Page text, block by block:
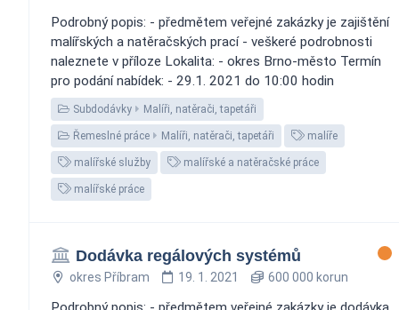
Podrobný popis: - předmětem veřejné zakázky je zajištění
malířských a natěračských prací - veškeré podrobnosti
naleznete v příloze Lokalita: - okres Brno-město Termín
pro podání nabídek: - 29.1. 2021 do 10:00 hodin
Subdodávky Malíři, natěrači, tapetáři
Řemeslné práce Malíři, natěrači, tapetáři malíře
malířské služby malířské a natěračské práce
malířské práce
Dodávka regálových systémů
okres Příbram 19. 1. 2021 600 000 korun